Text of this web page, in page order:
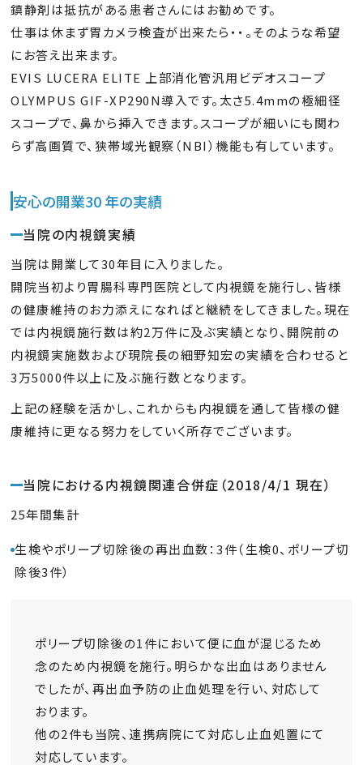
鎮静剤は抵抗がある患者さんにはお勧めです。
仕事は休まず胃カメラ検査が出来たら・・。そのような希望
にお答え出来ます。
EVIS LUCERA ELITE 上部消化管汎用ビデオスコープ
OLYMPUS GIF-XP290N導入です。太さ5.4mmの極細径
スコープで、鼻から挿入できます。スコープが細いにも関わ
らず高画質で、狭帯域光観察（NBI）機能も有しています。
安心の開業30 年の実績
当院の内視鏡実績
当院は開業して30年目に入りました。
開院当初より胃腸科専門医院として内視鏡を施行し、皆様
の健康維持のお力添えになればと継続をしてきました。現在
では内視鏡施行数は約2万件に及ぶ実績となり、開院前の
内視鏡実施数および現院長の細野知宏の実績を合わせると
3万5000件以上に及ぶ施行数となります。
上記の経験を活かし、これからも内視鏡を通して皆様の健
康維持に更なる努力をしていく所存でございます。
当院における内視鏡関連合併症（2018/4/1 現在）
25年間集計
生検やポリープ切除後の再出血数：3件（生検0、ポリープ切
除後3件）
ポリープ切除後の1件において便に血が混じるため
念のため内視鏡を施行。明らかな出血はありません
でしたが、再出血予防の止血処理を行い、対応して
おります。
他の2件も当院、連携病院にて対応し止血処置にて
対応しています。